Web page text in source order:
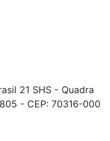
21 SHS - Quadra
- CEP: 70316-000